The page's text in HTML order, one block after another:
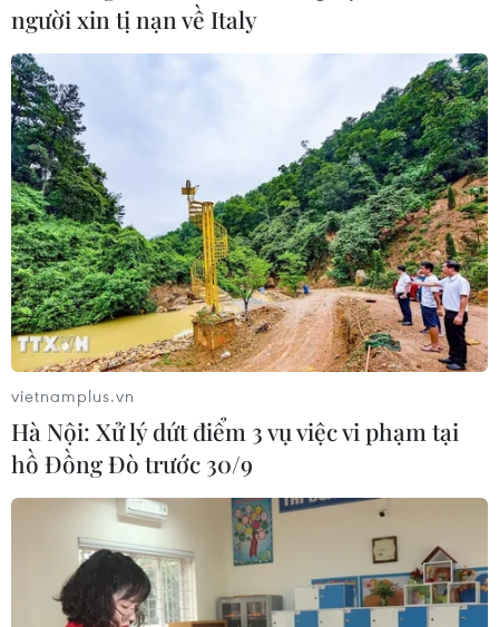
người xin tị nạn về Italy
vietnamplus.vn
Hà Nội: Xử lý dứt điểm 3 vụ việc vi phạm tại
hồ Đồng Đò trước 30/9